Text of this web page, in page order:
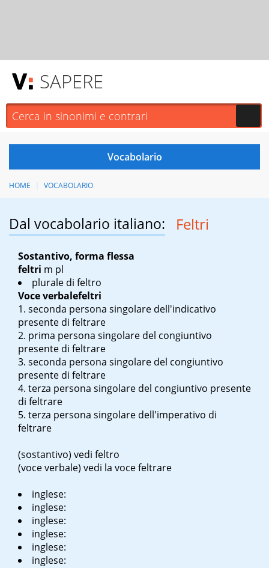
SAPERE
HOME VOCABOLARIO
Dal vocabolario italiano: Feltri
Sostantivo, forma flessa
feltri m pl
plurale di feltro
Voce verbalefeltri
seconda persona singolare dell'indicativo
presente di feltrare
prima persona singolare del congiuntivo
presente di feltrare
seconda persona singolare del congiuntivo
presente di feltrare
terza persona singolare del congiuntivo presente
di feltrare
terza persona singolare dell'imperativo di
feltrare
(sostantivo) vedi feltro
(voce verbale) vedi la voce feltrare
inglese:
inglese:
inglese:
inglese:
inglese:
inglese: